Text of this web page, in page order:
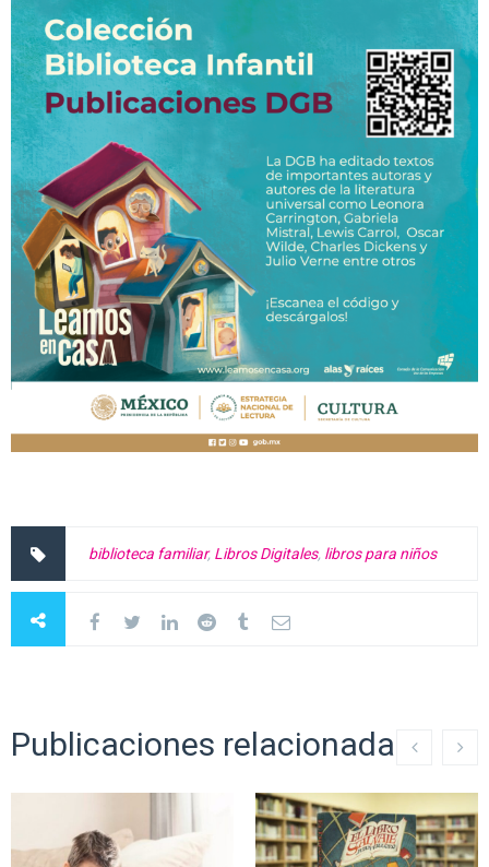
biblioteca familiar, Libros Digitales, libros para niños
Publicaciones relacionadas